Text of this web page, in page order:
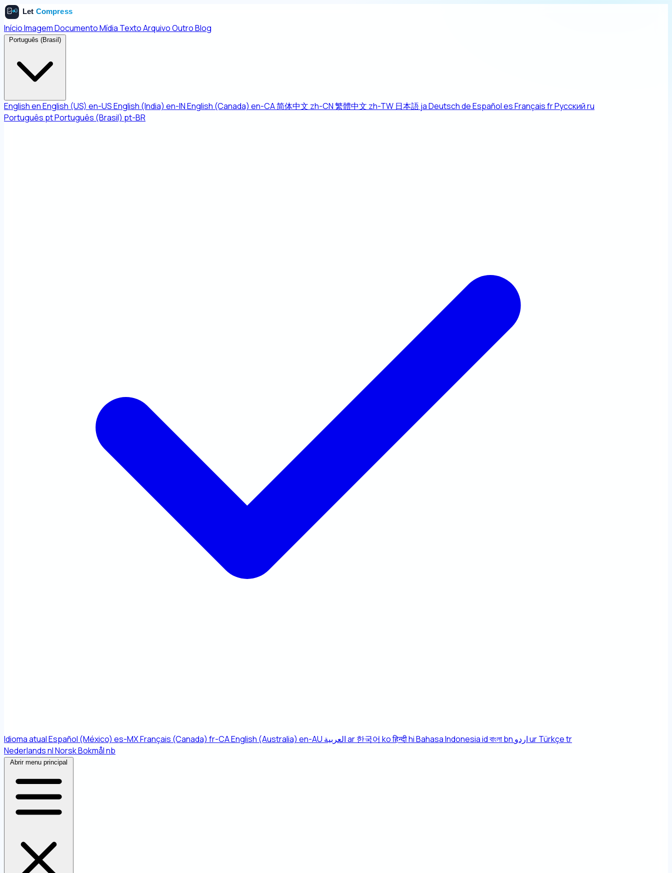
InícioImagemDocumentoMídia TextoArquivoOutroBlog
Português (Brasil)
EnglishenEnglish (US) en-USEnglish (India) en-INEnglish (Canada) en-CA简体中文 zh-CN繁體中文 zh-TW 日本語jaDeutschdeEspañolesFrançaisfrРусскийru
Português ptPortuguês (Brasil) pt-BR
Idioma atualEspañol (México) es-MXFrançais (Canada) fr-CAEnglish (Australia) en-AU العربيةar한국어 koहिन्दीhiBahasa Indonesiaidবাংলাbn اردوurTürkçetr
NederlandsnlNorsk Bokmålnb
Abrir menu principal